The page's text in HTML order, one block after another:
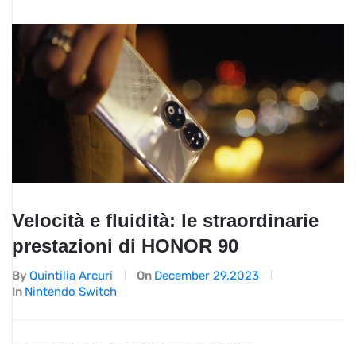
Velocità e fluidità: le straordinarie
prestazioni di HONOR 90
By Quintilia Arcuri On December 29,2023
In Nintendo Switch